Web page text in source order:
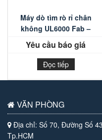
Máy dò tìm rò rỉ chân
không UL6000 Fab –
INFICON
Yêu cầu báo giá
Đọc tiếp
VĂN PHÒNG
Địa chỉ: Số 70, Đường Số
Tp.HCM